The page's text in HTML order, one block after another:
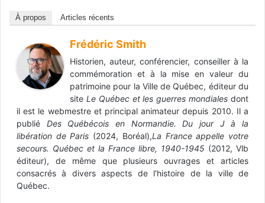
À propos Articles récents
Frédéric Smith
Historien, auteur, conférencier, conseiller à la
commémoration et à la mise en valeur du
patrimoine pour la Ville de Québec, éditeur du
site Le Québec et les guerres mondiales dont
il est le webmestre et principal animateur depuis 2010. Il a
publié Des Québécois en Normandie. Du jour J à la
libération de Paris (2024, Boréal),La France appelle votre
secours. Québec et la France libre, 1940-1945 (2012, Vlb
éditeur), de même que plusieurs ouvrages et articles
consacrés à divers aspects de l'histoire de la ville de
Québec.